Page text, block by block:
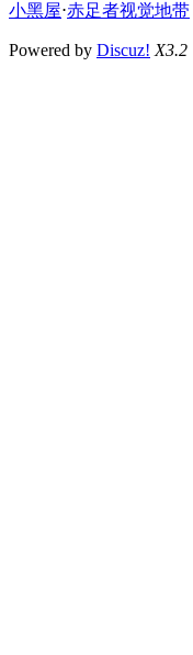
小黑屋⋅赤足者视觉地带
Powered by Discuz! X3.2